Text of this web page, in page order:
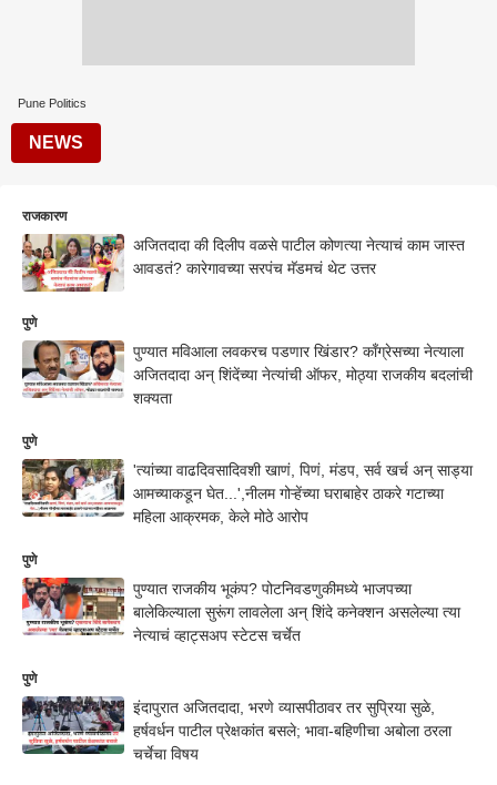
Pune Politics
NEWS
राजकारण
अजितदादा की दिलीप वळसे पाटील कोणत्या नेत्याचं काम जास्त
आवडतं? कारेगावच्या सरपंच मॅडमचं थेट उत्तर
पुणे
पुण्यात मविआला लवकरच पडणार खिंडार? काँग्रेसच्या नेत्याला
अजितदादा अन् शिंदेंच्या नेत्यांची ऑफर, मोठ्या राजकीय बदलांची
शक्यता
पुणे
'त्यांच्या वाढदिवसादिवशी खाणं, पिणं, मंडप, सर्व खर्च अन् साड्या
आमच्याकडून घेत...',नीलम गोऱ्हेंच्या घराबाहेर ठाकरे गटाच्या
महिला आक्रमक, केले मोठे आरोप
पुणे
पुण्यात राजकीय भूकंप? पोटनिवडणुकीमध्ये भाजपच्या
बालेकिल्याला सुरूंग लावलेला अन् शिंदे कनेक्शन असलेल्या त्या
नेत्याचं व्हाट्सअप स्टेटस चर्चेत
पुणे
इंदापुरात अजितदादा, भरणे व्यासपीठावर तर सुप्रिया सुळे,
हर्षवर्धन पाटील प्रेक्षकांत बसले; भावा-बहिणीचा अबोला ठरला
चर्चेचा विषय